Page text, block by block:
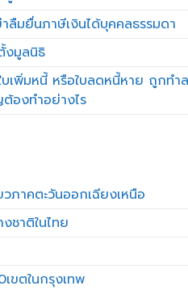
าลืมยื่นภาษีเงินได้บุคคลธรรมดา
งมูลนิธิ
เพิ่มหนี้ หรือใบลดหนี้หาย ถูกทำ
ต้องทำอย่างไร
ภาคตะวันออกเฉียงเหนือ
ชาติในไทย
ขตในกรุงเทพ